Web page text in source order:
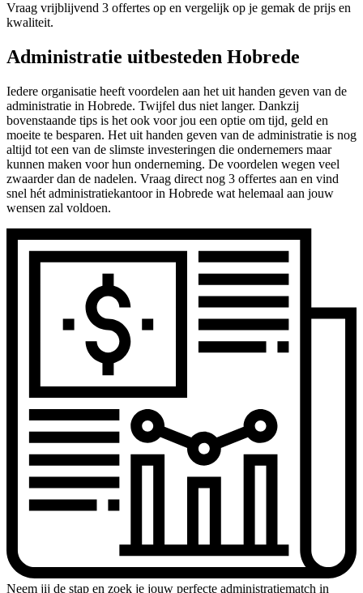
Vraag vrijblijvend 3 offertes op en vergelijk op je gemak de prijs en
kwaliteit.
Administratie uitbesteden Hobrede
Iedere organisatie heeft voordelen aan het uit handen geven van de
administratie in Hobrede. Twijfel dus niet langer. Dankzij
bovenstaande tips is het ook voor jou een optie om tijd, geld en
moeite te besparen. Het uit handen geven van de administratie is nog
altijd tot een van de slimste investeringen die ondernemers maar
kunnen maken voor hun onderneming. De voordelen wegen veel
zwaarder dan de nadelen. Vraag direct nog 3 offertes aan en vind
snel hét administratiekantoor in Hobrede wat helemaal aan jouw
wensen zal voldoen.
Neem jij de stap en zoek je jouw perfecte administratiematch in